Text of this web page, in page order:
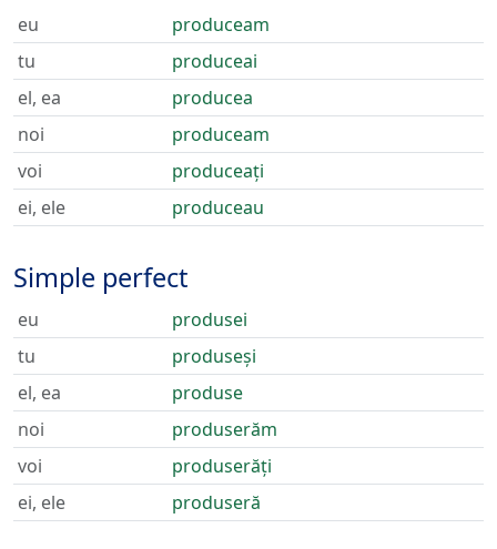
eu
produceam
tu
produceai
el, ea
producea
noi
produceam
voi
produceați
ei, ele
produceau
Simple perfect
eu
produsei
tu
produseși
el, ea
produse
noi
produserăm
voi
produserăți
ei, ele
produseră